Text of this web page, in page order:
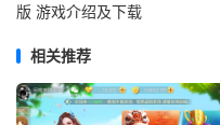
版 游戏介绍及下载
相关推荐